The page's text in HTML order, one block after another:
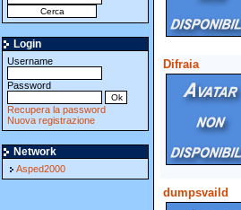
Login
Username
Password
Recupera la password
Nuova registrazione
Network
Asped2000
Difraia
dumpsvaild